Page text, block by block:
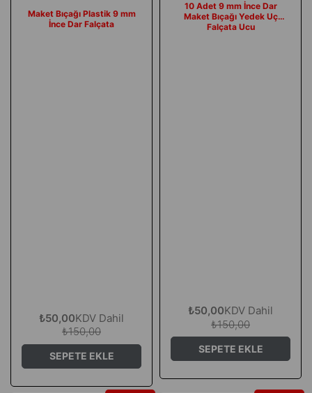
Maket Bıçağı Plastik 9 mm
İnce Dar Falçata
₺50,00KDV Dahil
₺150,00
SEPETE EKLE
10 Adet 9 mm İnce Dar
Maket Bıçağı Yedek Uç
Falçata Ucu
₺50,00KDV Dahil
₺150,00
SEPETE EKLE